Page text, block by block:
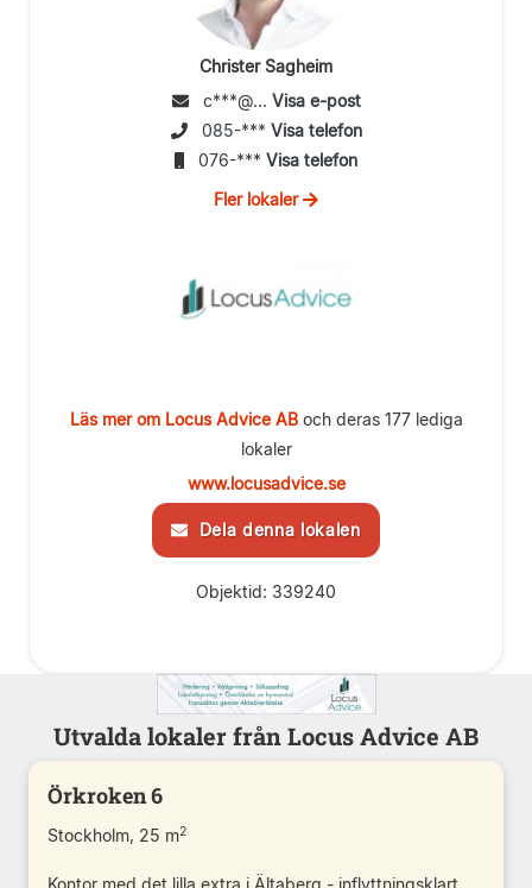
Christer Sagheim
c***@... Visa e-post
085-*** Visa telefon
076-*** Visa telefon
Fler lokaler
Läs mer om Locus Advice ABoch deras 177 lediga
lokaler
www.locusadvice.se
Dela denna lokalen
Objektid: 339240
Utvalda lokaler från Locus Advice AB
Örkroken 6
Stockholm, 25 m2
Kontor med det lilla extra i Ältaberg - inflyttningsklart